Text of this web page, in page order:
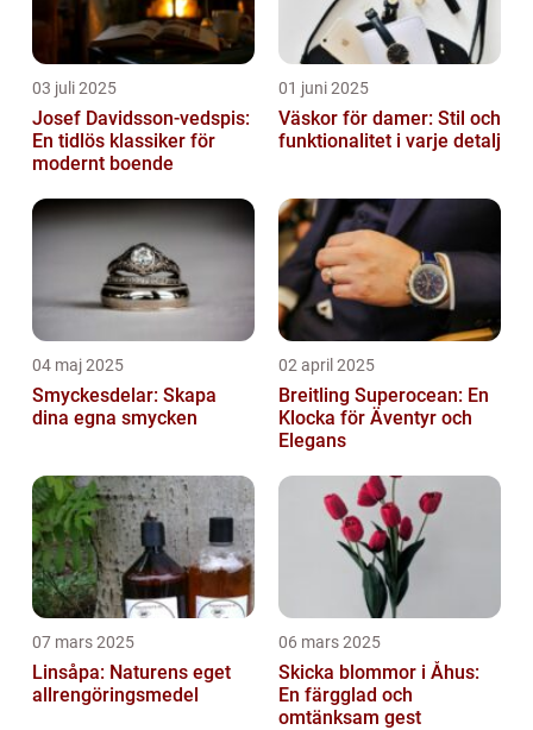
03 juli 2025
Josef Davidsson-vedspis:
En tidlös klassiker för
modernt boende
01 juni 2025
Väskor för damer: Stil och
funktionalitet i varje detalj
04 maj 2025
Smyckesdelar: Skapa
dina egna smycken
02 april 2025
Breitling Superocean: En
Klocka för Äventyr och
Elegans
07 mars 2025
Linsåpa: Naturens eget
allrengöringsmedel
06 mars 2025
Skicka blommor i Åhus:
En färgglad och
omtänksam gest